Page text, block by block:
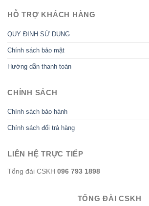
HỖ TRỢ KHÁCH HÀNG
QUY ĐỊNH SỬ DỤNG
Chính sách bảo mật
Hướng dẫn thanh toán
CHÍNH SÁCH
Chính sách bảo hành
Chính sách đổi trả hàng
LIÊN HỆ TRỰC TIẾP
Tổng đài CSKH 096 793 1898
TỔNG ĐÀI CSKH